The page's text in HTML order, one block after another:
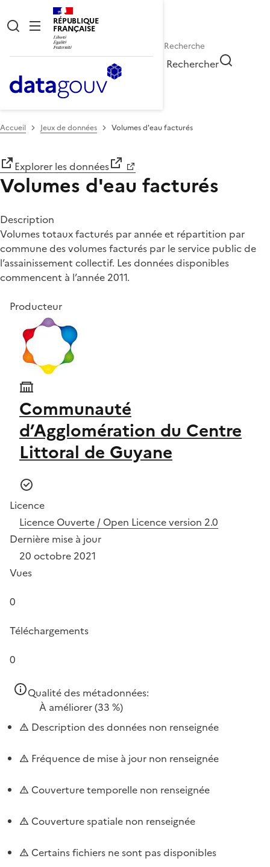
RÉPUBLIQUE
FRANÇAISE
Rechercher
Accueil Jeux de données Volumes d'eau facturés
Explorer les données
Volumes d'eau facturés
Description
Volumes totaux facturés par année et répartition par
commune des volumes facturés par le service public de
l’assainissement collectif. Les données disponibles
commencent à l’année 2011.
Producteur
Communauté
d’Agglomération du Centre
Littoral de Guyane
Licence
Licence Ouverte / Open Licence version 2.0
Dernière mise à jour
20 octobre 2021
Vues
0
Téléchargements
0
Qualité des métadonnées:
À améliorer(33 %)
Description des données non renseignée
Fréquence de mise à jour non renseignée
Couverture temporelle non renseignée
Couverture spatiale non renseignée
Certains fichiers ne sont pas disponibles